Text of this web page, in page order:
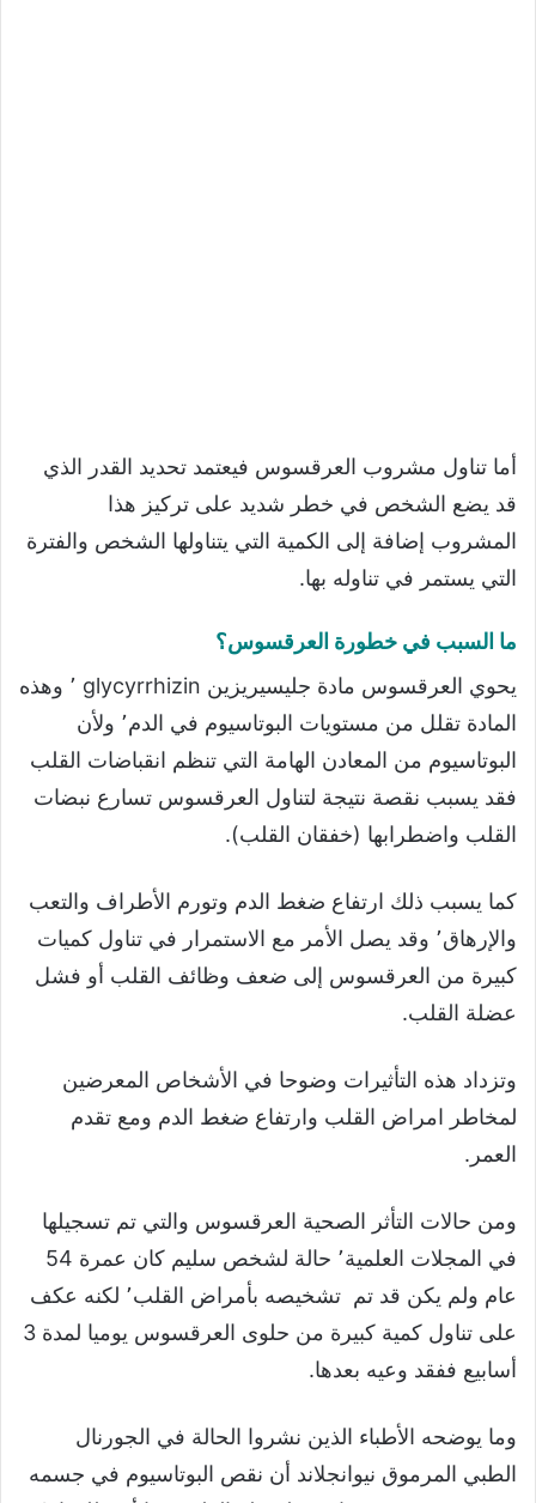
أما تناول مشروب العرقسوس فيعتمد تحديد القدر الذي
قد يضع الشخص في خطر شديد على تركيز هذا
المشروب إضافة إلى الكمية التي يتناولها الشخص والفترة
التي يستمر في تناوله بها.
ما السبب في خطورة العرقسوس؟
يحوي العرقسوس مادة جليسيريزين glycyrrhizin ٬ وهذه
المادة تقلل من مستويات البوتاسيوم في الدم٬ ولأن
البوتاسيوم من المعادن الهامة التي تنظم انقباضات القلب
فقد يسبب نقصة نتيجة لتناول العرقسوس تسارع نبضات
القلب واضطرابها (خفقان القلب).
كما يسبب ذلك ارتفاع ضغط الدم وتورم الأطراف والتعب
والإرهاق٬ وقد يصل الأمر مع الاستمرار في تناول كميات
كبيرة من العرقسوس إلى ضعف وظائف القلب أو فشل
عضلة القلب.
وتزداد هذه التأثيرات وضوحا في الأشخاص المعرضين
لمخاطر امراض القلب وارتفاع ضغط الدم ومع تقدم
العمر.
ومن حالات التأثر الصحية العرقسوس والتي تم تسجيلها
في المجلات العلمية٬ حالة لشخص سليم كان عمرة 54
عام ولم يكن قد تم تشخيصه بأمراض القلب٬ لكنه عكف
على تناول كمية كبيرة من حلوى العرقسوس يوميا لمدة 3
أسابيع ففقد وعيه بعدها.
وما يوضحه الأطباء الذين نشروا الحالة في الجورنال
الطبي المرموق نيوانجلاند أن نقص البوتاسيوم في جسمه